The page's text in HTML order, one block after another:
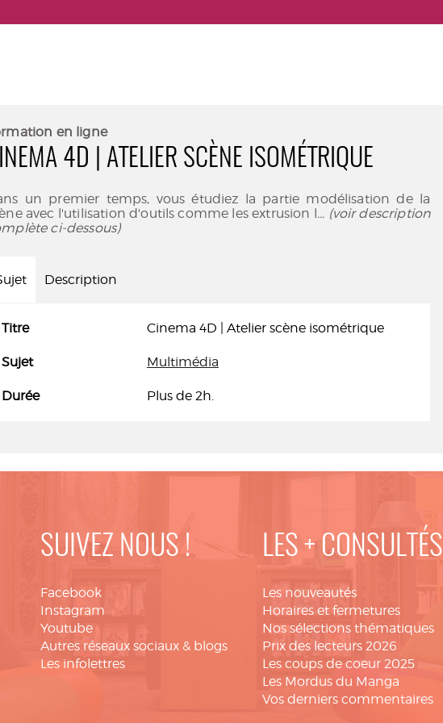
en ligne
4D | ATELIER SCÈNE ISOMÉTRIQUE
un premier temps, vous étudiez la partie modélisation de la
avec l'utilisation d'outils comme les extrusion l... (voir description
ci-dessous)
Description
Titre Cinema 4D | Atelier scène isométrique
Sujet Multimédia
Durée Plus de 2h.
SUIVEZ NOUS !
Facebook
Instagram
Youtube
Autres réseaux sociaux & blogs
Les infolettres
LES + CONSULTÉS
Les nouveautés
Horaires et fermetures
Nos sélections thématiques
Prix des lecteurs 2026
Les coups de coeur 2025
Les Mordus du Manga
Vos derniers commentaires